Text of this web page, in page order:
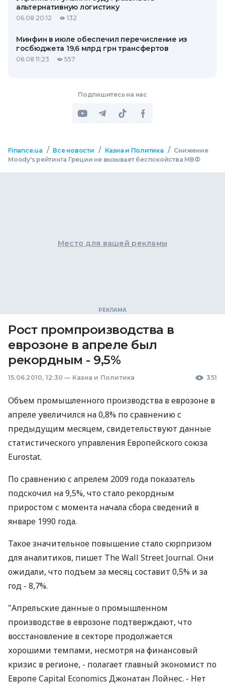
альтернативную логистику
06.08 20:12 132
Минфин в июле обеспечил перечисление из
госбюджета 19,6 млрд грн трансфертов
06.08 11:23 557
Подпишитесь на нас
Finance.ua / Все новости / Казна и Политика / Снижение
Moody's рейтинга Греции не вызывает беспокойства МВФ
Место для вашей рекламы
Рост промпроизводства в
еврозоне в апреле был
рекордным - 9,5%
15.06.2010, 12:30 — Казна и Политика 351
Объем промышленного производства в еврозоне в
апреле увеличился на 0,8% по сравнению с
предыдущим месяцем, свидетельствуют данные
статистического управления Европейского союза
Eurostat.
По сравнению с апрелем 2009 года показатель
подскочил на 9,5%, что стало рекордным
приростом с момента начала сбора сведений в
январе 1990 года.
Такое значительное повышение стало сюрпризом
для аналитиков, пишет The Wall Street Journal. Они
ожидали, что подъем за месяц составит 0,5% и за
год - 8,7%.
"Апрельские данные о промышленном
производстве в еврозоне подтверждают, что
восстановление в секторе продолжается
хорошими темпами, несмотря на финансовый
кризис в регионе, - полагает главный экономист по
Европе Capital Economics Джонатан Лойнес. - Нет